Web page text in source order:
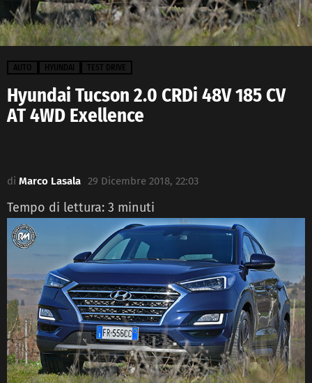
AUTO HYUNDAI TEST DRIVE
Hyundai Tucson 2.0 CRDi 48V 185 CV
AT 4WD Exellence
di Marco Lasala 29 Dicembre 2018, 22:03
Tempo di lettura: 3 minuti